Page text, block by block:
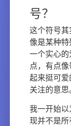
号？
这个符号
像是某种
一个实心
点，有点
起来挺可爱
关注的意思
我一开始
现并不是